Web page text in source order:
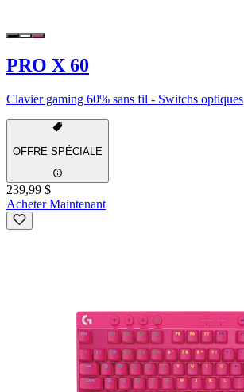
PRO X 60
Clavier gaming 60% sans fil - Switchs optiques
OFFRE SPÉCIALE
239,99 $
Acheter Maintenant